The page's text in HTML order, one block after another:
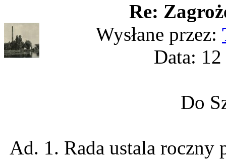
Re:
Wysłane przez:
Data:
Do
Ad. 1. Rada ustala roczny